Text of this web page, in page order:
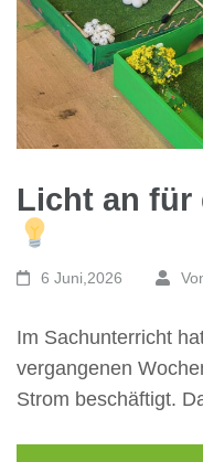
Licht an für
6 Juni,2026
Im Sachunterricht
vergangenen
Strom beschäftigt.